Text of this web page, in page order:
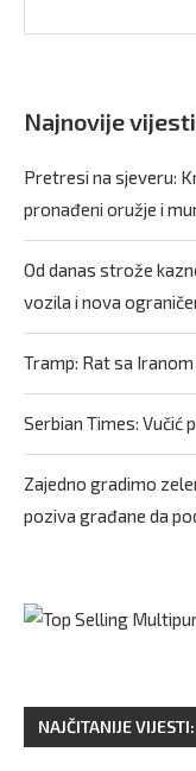
Najnovije vijesti
Pretresi na sjeveru:
pronađeni oružje i
Od danas strože
vozila i nova
Tramp: Rat sa
Serbian Times: Vučić
Zajedno gradimo
poziva građane da
NAJČITANIJE VIJESTI: